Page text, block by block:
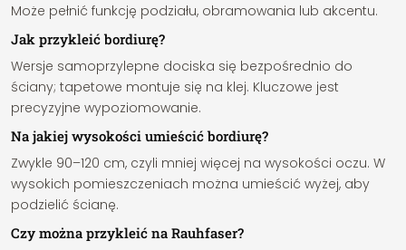
Może pełnić funkcję podziału, obramowania lub akcentu.
Jak przykleić bordiurę?
Wersje samoprzylepne dociska się bezpośrednio do
ściany; tapetowe montuje się na klej. Kluczowe jest
precyzyjne wypoziomowanie.
Na jakiej wysokości umieścić bordiurę?
Zwykle 90–120 cm, czyli mniej więcej na wysokości oczu. W
wysokich pomieszczeniach można umieścić wyżej, aby
podzielić ścianę.
Czy można przykleić na Rauhfaser?